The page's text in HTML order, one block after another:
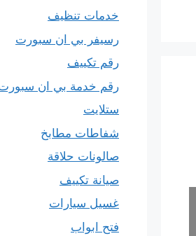
خدمات تنظيف
رسيفر بي ان سبورت
رقم تكييف
رقم خدمة بي ان
ستلايت
شفاطات مطابخ
صالونات حلاقة
صيانة تكييف
غسيل سيارات
فتح ابواب